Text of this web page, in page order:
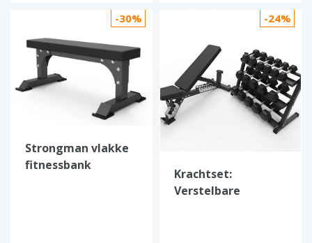
-30%
Strongman vlakke
fitnessbank
-24%
Krachtset:
Verstelbare